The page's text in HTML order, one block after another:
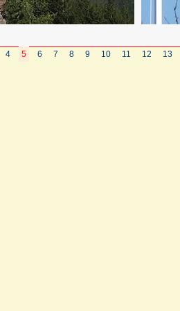
4 5 6 7 8 9 10 11 12 13